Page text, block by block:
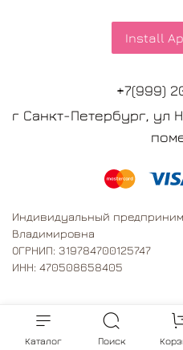
Install
+7(999)
г Санкт-Петербург, ул
Индивидуальный
Владимировна
ОГРНИП: 319784700125747
ИНН: 470508658405
Каталог Поиск